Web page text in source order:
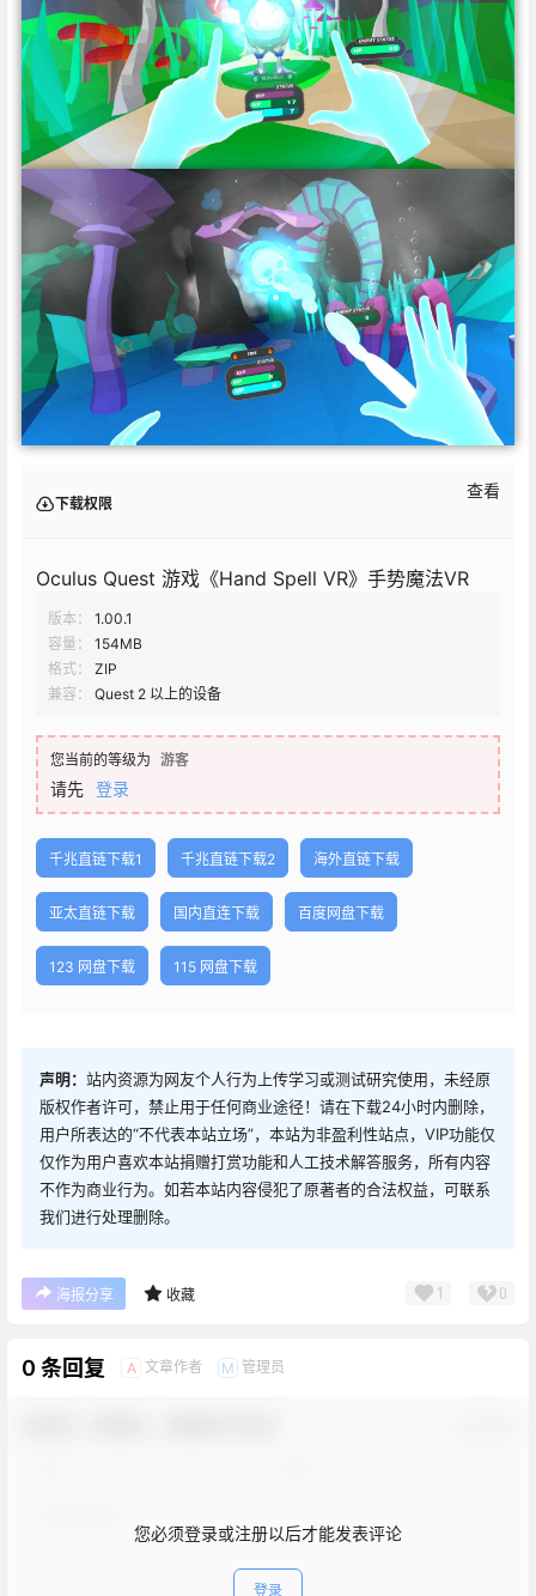
下载权限
查看
Oculus Quest 游戏《Hand Spell VR》手势魔法VR
版本：
1.00.1
容量：
154MB
格式：
ZIP
兼容：
Quest 2 以上的设备
您当前的等级为 游客
请先 登录
千兆直链下载1 千兆直链下载2 海外直链下载
亚太直链下载 国内直连下载 百度网盘下载
123 网盘下载 115 网盘下载
声明： 站内资源为网友个人行为上传学习或测试研究使用，未经原
版权作者许可，禁止用于任何商业途径！请在下载24小时内删除，
用户所表达的“不代表本站立场”，本站为非盈利性站点，VIP功能仅
仅作为用户喜欢本站捐赠打赏功能和人工技术解答服务，所有内容
不作为商业行为。如若本站内容侵犯了原著者的合法权益，可联系
我们进行处理删除。
海报分享 收藏 1 0
0 条回复 A 文章作者 M 管理员
您必须登录或注册以后才能发表评论
登录